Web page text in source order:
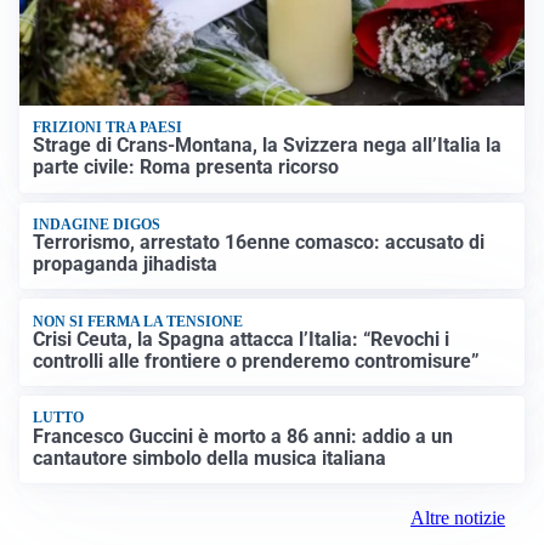
FRIZIONI TRA PAESI
Strage di Crans-Montana, la Svizzera nega all’Italia la
parte civile: Roma presenta ricorso
INDAGINE DIGOS
Terrorismo, arrestato 16enne comasco: accusato di
propaganda jihadista
NON SI FERMA LA TENSIONE
Crisi Ceuta, la Spagna attacca l’Italia: “Revochi i
controlli alle frontiere o prenderemo contromisure”
LUTTO
Francesco Guccini è morto a 86 anni: addio a un
cantautore simbolo della musica italiana
Altre notizie